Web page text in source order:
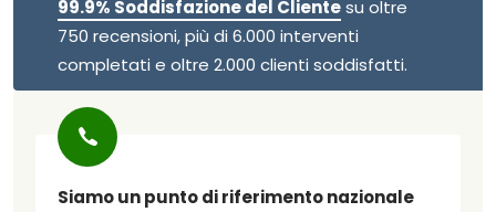
99.9% Soddisfazione del Clientesu oltre
750 recensioni, più di 6.000 interventi
completati e oltre 2.000 clienti soddisfatti.
Siamo un punto di riferimento nazionale